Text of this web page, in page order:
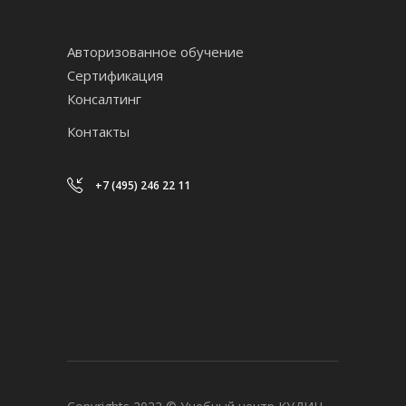
Авторизованное обучение
Сертификация
Консалтинг
Контакты
+7 (495) 246 22 11